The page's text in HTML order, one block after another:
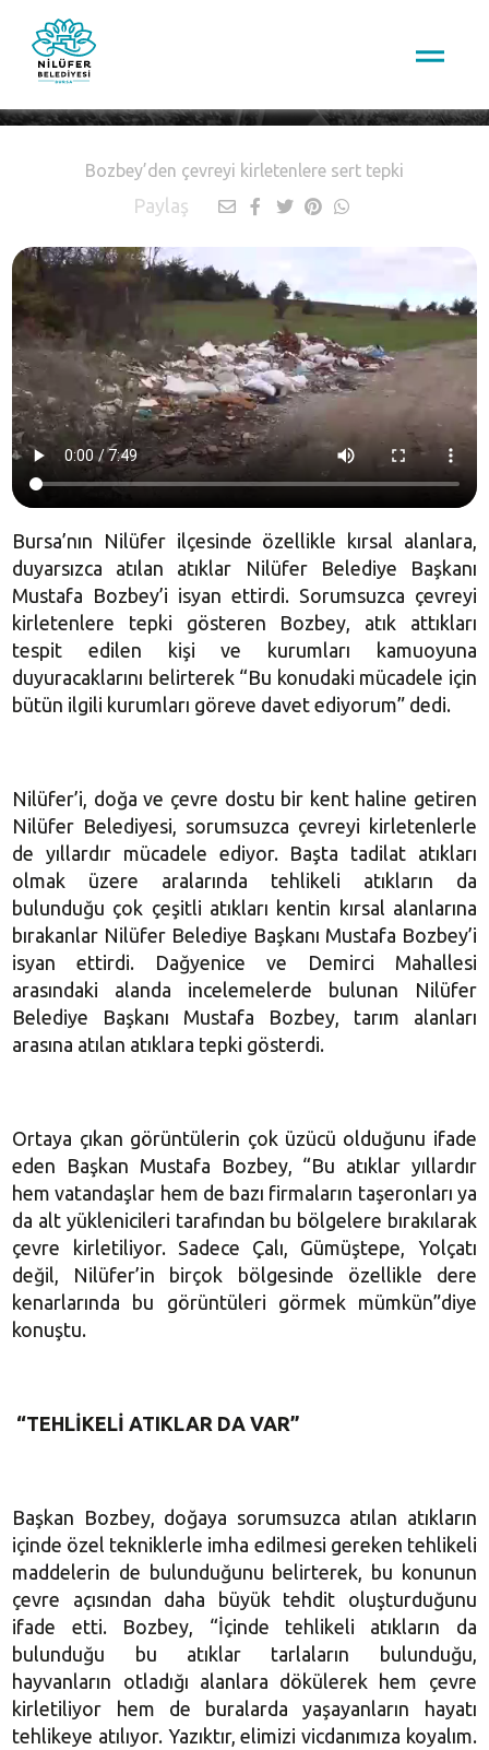
Bozbey’den çevreyi kirletenlere sert tepki
Paylaş
Bursa’nın Nilüfer ilçesinde özellikle kırsal alanlara,
duyarsızca atılan atıklar Nilüfer Belediye Başkanı
Mustafa Bozbey’i isyan ettirdi. Sorumsuzca çevreyi
kirletenlere tepki gösteren Bozbey, atık attıkları
tespit edilen kişi ve kurumları kamuoyuna
duyuracaklarını belirterek “Bu konudaki mücadele için
bütün ilgili kurumları göreve davet ediyorum” dedi.
Nilüfer’i, doğa ve çevre dostu bir kent haline getiren
Nilüfer Belediyesi, sorumsuzca çevreyi kirletenlerle
de yıllardır mücadele ediyor. Başta tadilat atıkları
olmak üzere aralarında tehlikeli atıkların da
bulunduğu çok çeşitli atıkları kentin kırsal alanlarına
bırakanlar Nilüfer Belediye Başkanı Mustafa Bozbey’i
isyan ettirdi. Dağyenice ve Demirci Mahallesi
arasındaki alanda incelemelerde bulunan Nilüfer
Belediye Başkanı Mustafa Bozbey, tarım alanları
arasına atılan atıklara tepki gösterdi.
Ortaya çıkan görüntülerin çok üzücü olduğunu ifade
eden Başkan Mustafa Bozbey, “Bu atıklar yıllardır
hem vatandaşlar hem de bazı firmaların taşeronları ya
da alt yüklenicileri tarafından bu bölgelere bırakılarak
çevre kirletiliyor. Sadece Çalı, Gümüştepe, Yolçatı
değil, Nilüfer’in birçok bölgesinde özellikle dere
kenarlarında bu görüntüleri görmek mümkün”diye
konuştu.
“TEHLİKELİ ATIKLAR DA VAR”
Başkan Bozbey, doğaya sorumsuzca atılan atıkların
içinde özel tekniklerle imha edilmesi gereken tehlikeli
maddelerin de bulunduğunu belirterek, bu konunun
çevre açısından daha büyük tehdit oluşturduğunu
ifade etti. Bozbey, “İçinde tehlikeli atıkların da
bulunduğu bu atıklar tarlaların bulunduğu,
hayvanların otladığı alanlara dökülerek hem çevre
kirletiliyor hem de buralarda yaşayanların hayatı
tehlikeye atılıyor. Yazıktır, elimizi vicdanımıza koyalım.